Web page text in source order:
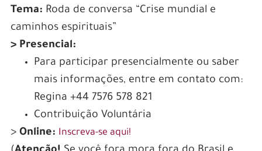
Tema: Roda de conversa “Crise mundial e
caminhos espirituais”
> Presencial:
Para participar presencialmente ou saber
mais informações, entre em contato com:
Regina +44 7576 578 821‬
Contribuição Voluntária
> Online: Inscreva-se aqui!